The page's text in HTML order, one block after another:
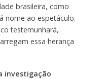
brasileira, como
nome ao espetáculo.
testemunhará,
essa herança
investigação